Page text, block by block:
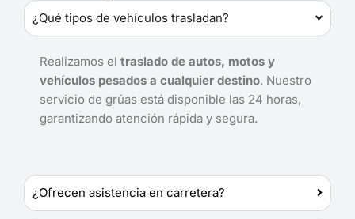
¿Qué tipos de vehículos trasladan?
Realizamos el traslado de autos, motos y
vehículos pesados a cualquier destino. Nuestro
servicio de grúas está disponible las 24 horas,
garantizando atención rápida y segura.
¿Ofrecen asistencia en carretera?